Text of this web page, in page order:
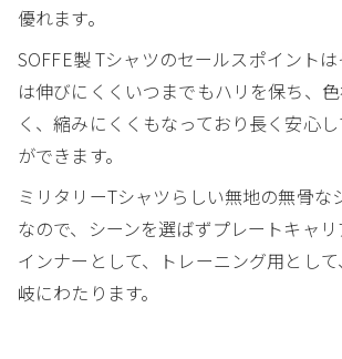
優れます。
SOFFE製 Tシャツのセールスポイント
は伸びにくくいつまでもハリを保ち、
く、縮みにくくもなっており長く安心
ができます。
ミリタリーTシャツらしい無地の無骨な
なので、シーンを選ばずプレートキャ
インナーとして、トレーニング用とし
岐にわたります。